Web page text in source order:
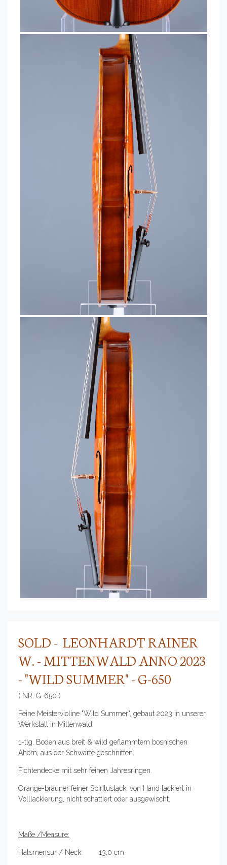
SOLD - LEONHARDT RAINER
W. - MITTENWALD ANNO 2023
- "WILD SUMMER" - G-650
( NR. G-650 )
Feine Meistervioline "Wild Summer", gebaut 2023 in unserer
Werkstatt in Mittenwald.
1-tlg. Boden aus breit & wild geflammtem bosnischen
Ahorn; aus der Schwarte geschnitten.
Fichtendecke mit sehr feinen Jahresringen.
Orange-brauner feiner Spirituslack, von Hand lackiert in
Volllackierung, nicht schattiert oder ausgewischt.
Maße /Measure:
Halsmensur / Neck: 13,0 cm